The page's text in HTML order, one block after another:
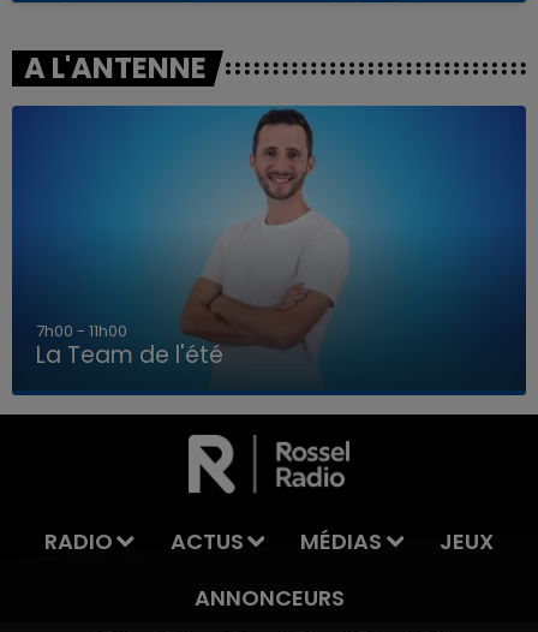
LA TEAM DE L'ÉTÉ
A L'ANTENNE
7h00 - 11h00
La Team de l'été
RADIO ACTUS MÉDIAS
JEUX
ANNONCEURS